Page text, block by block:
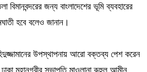
জন্য বাংলাদেশের ভূমি ব্যবহারের
হবে বলেও জানান।
উপস্থাপনায় আরো বক্তব্য পেশ করেন
মহানগরীর সভাপতি মাওলানা রূহুল আমীন